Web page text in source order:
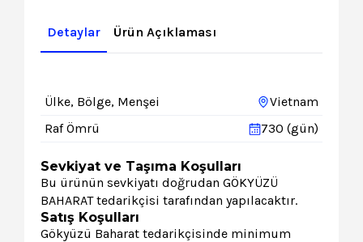
Detaylar Ürün Açıklaması
Ülke, Bölge, Menşei
Vietnam
Raf Ömrü
730 (gün)
Sevkiyat ve Taşıma Koşulları
Bu ürünün sevkiyatı doğrudan GÖKYÜZÜ
BAHARAT tedarikçisi tarafından yapılacaktır.
Satış Koşulları
Gökyüzü Baharat tedarikçisinde minimum